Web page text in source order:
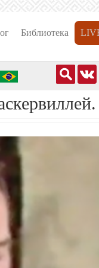
Библиотека